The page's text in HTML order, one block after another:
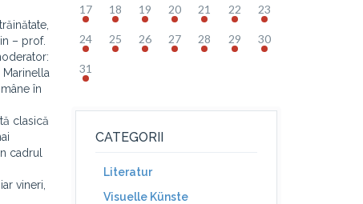
– prof.
în
clasică
cadrul
vineri,
17 18 19 20 21 22 23
24 25 26 27 28 29 30
31
CATEGORII
Literatur
Visuelle Künste